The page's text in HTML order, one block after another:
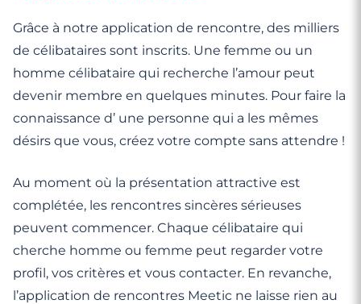
Grâce à notre application de rencontre, des milliers
de célibataires sont inscrits. Une femme ou un
homme célibataire qui recherche l’amour peut
devenir membre en quelques minutes. Pour faire la
connaissance d’ une personne qui a les mêmes
désirs que vous, créez votre compte sans attendre !
Au moment où la présentation attractive est
complétée, les rencontres sincères sérieuses
peuvent commencer. Chaque célibataire qui
cherche homme ou femme peut regarder votre
profil, vos critères et vous contacter. En revanche,
l’application de rencontres Meetic ne laisse rien au